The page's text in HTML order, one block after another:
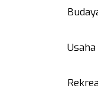
Usaha